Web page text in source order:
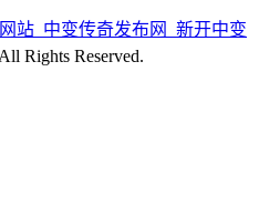
站_中变传奇发布网_新开中变
All Rights Reserved.